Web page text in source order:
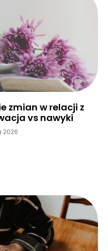
zmian w relacji z
vs nawyki
2026